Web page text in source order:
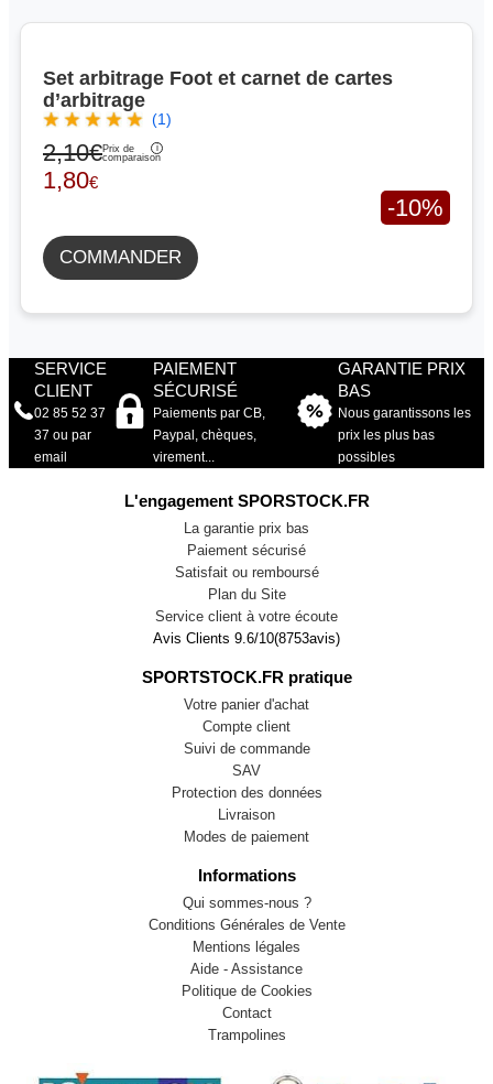
Set arbitrage Foot et carnet de cartes
d’arbitrage
(1)
2,10€Prix de
comparaison
1,80€
-10%
COMMANDER
SERVICE
CLIENT
02 85 52 37
37 ou par
email
PAIEMENT
SÉCURISÉ
Paiements par CB,
Paypal, chèques,
virement...
GARANTIE PRIX
BAS
Nous garantissons les
prix les plus bas
possibles
L'engagement SPORSTOCK.FR
La garantie prix bas
Paiement sécurisé
Satisfait ou remboursé
Plan du Site
Service client à votre écoute
Avis Clients 9.6/10(8753avis)
SPORTSTOCK.FR pratique
Votre panier d'achat
Compte client
Suivi de commande
SAV
Protection des données
Livraison
Modes de paiement
Informations
Qui sommes-nous ?
Conditions Générales de Vente
Mentions légales
Aide - Assistance
Politique de Cookies
Contact
Trampolines